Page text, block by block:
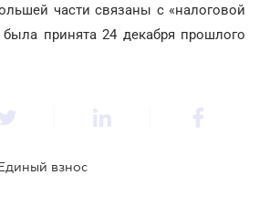
части связаны с «налоговой
принята 24 декабря прошлого
взнос